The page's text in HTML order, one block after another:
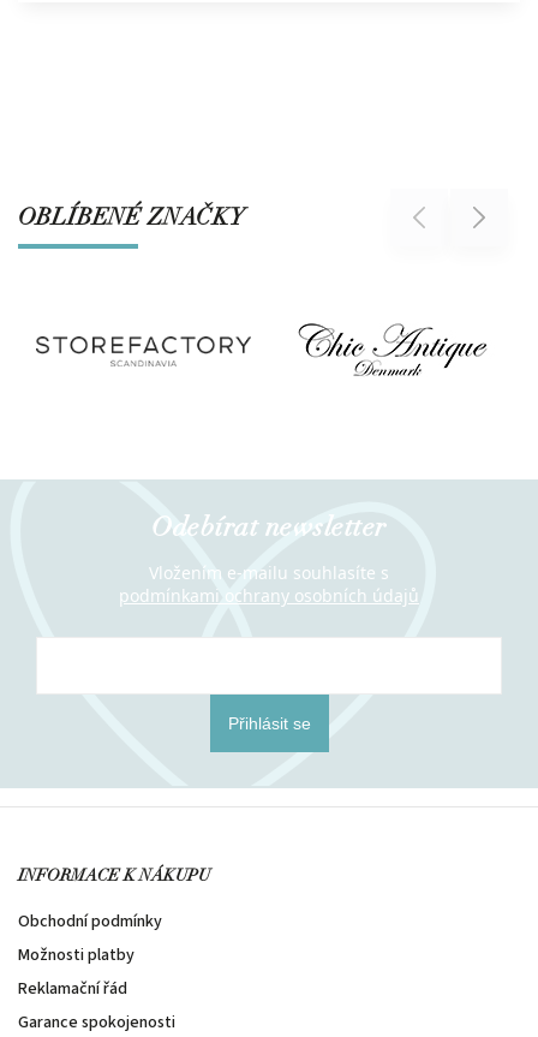
OBLÍBENÉ ZNAČKY Previous Next
Odebírat newsletter
Vložením e-mailu souhlasíte s
podmínkami ochrany osobních údajů
Přihlásit se
INFORMACE K NÁKUPU
Obchodní podmínky
Možnosti platby
Reklamační řád
Garance spokojenosti